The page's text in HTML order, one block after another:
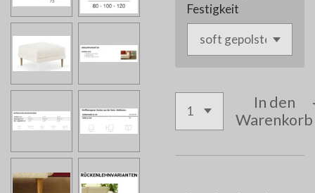
Festigkeit
In den
Warenkorb